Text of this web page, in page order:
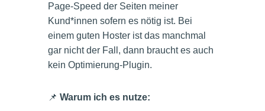
Page-Speed der Seiten meiner
Kund*innen sofern es nötig ist. Bei
einem guten Hoster ist das manchmal
gar nicht der Fall, dann braucht es auch
kein Optimierung-Plugin.
📌 Warum ich es nutze: